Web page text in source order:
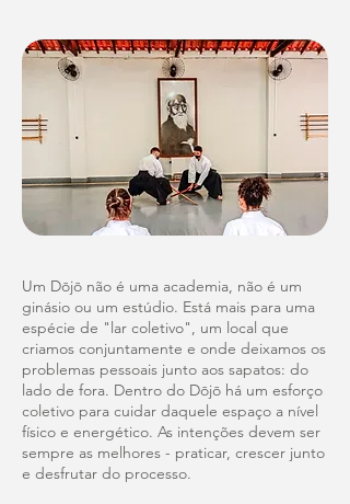
Um Dōjō não é uma academia, não é um
ginásio ou um estúdio. Está mais para uma
espécie de "lar coletivo", um local que
criamos conjuntamente e onde deixamos os
problemas pessoais junto aos sapatos: do
lado de fora. Dentro do Dōjō há um esforço
coletivo para cuidar daquele espaço a nível
físico e energético. As intenções devem ser
sempre as melhores - praticar, crescer junto
e desfrutar do processo.